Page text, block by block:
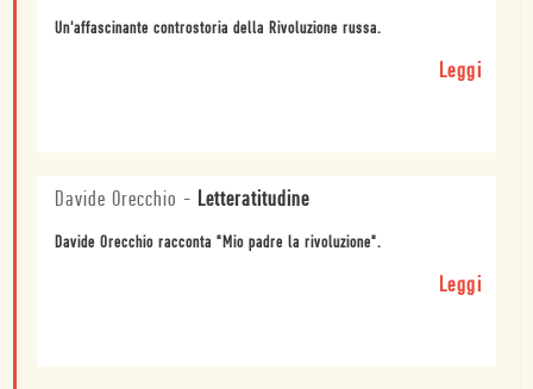
Un'affascinante controstoria della Rivoluzione russa.
Leggi
Davide Orecchio - Letteratitudine
Davide Orecchio racconta "Mio padre la rivoluzione".
Leggi